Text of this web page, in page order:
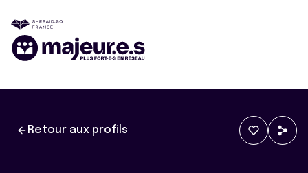
Retour aux profils